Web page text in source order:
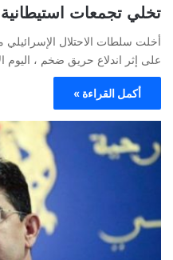
تخلي تجمعات استيطانية
أخلت سلطات الاحتلال
على إثر اندلاع حريق ضخم ، اليوم
أكمل القراءة »